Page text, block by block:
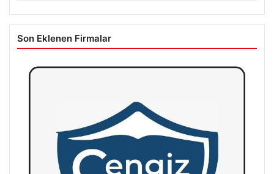
Son Eklenen Firmalar